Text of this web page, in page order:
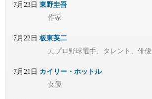
7月23日 東野圭吾
作家
7月22日 板東英二
元プロ野球選手、タレント、俳優
7月21日 カイリー・ホットル
女優